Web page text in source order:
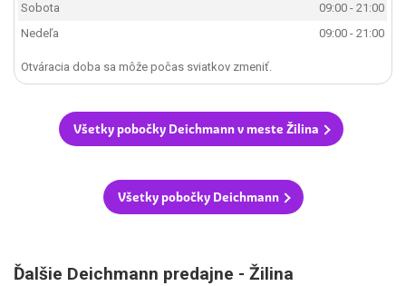
Sobota
09:00 - 21:00
Nedeľa
09:00 - 21:00
Otváracia doba sa môže počas sviatkov zmeniť.
Všetky pobočky Deichmann v meste Žilina
Všetky pobočky Deichmann
Ďalšie Deichmann predajne - Žilina